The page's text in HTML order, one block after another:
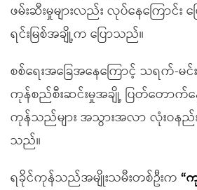
ဖမ်းဆီးမှုများလည်း လုပ်နေကြောင်း မ
ရင်းမြစ်အချို့က ပြောသည်။
စစ်ရေးအခြေအနေကြောင့် သရက်-မ
ကုန်စည်စီးဆင်းမှုအချို့ ပြတ်တောက်န
ကုန်သည်များ အသွားအလာ လုံးဝနည်
သည်။
ရခိုင်ကုန်သည်အမျိုးသမီးတစ်ဦးက “